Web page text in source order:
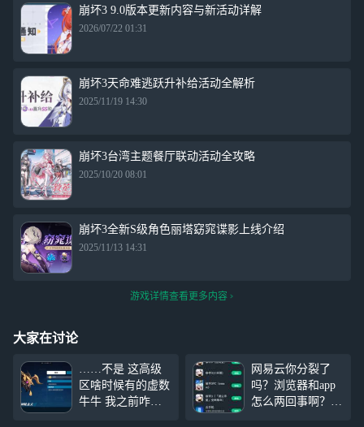
崩坏3 9.0版本更新内容与新活动详解
2026/07/22 01:31
崩坏3天命难逃跃升补给活动全解析
2025/11/19 14:30
崩坏3台湾主题餐厅联动活动全攻略
2025/10/20 08:01
崩坏3全新S级角色丽塔窈窕谍影上线介绍
2025/11/13 14:31
游戏详情查看更多内容
大家在讨论
……不是 这高级
区啥时候有的虚数
牛牛 我之前咋没
网易云你分裂了
吗？浏览器和app
怎么两回事啊？害